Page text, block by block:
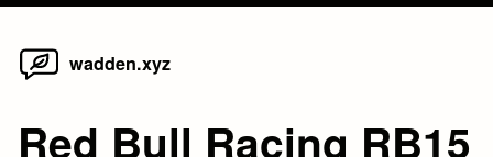
Skip
wadden.xyz
Red Bull Racing RB15